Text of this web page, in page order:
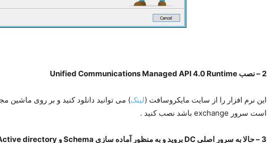
2 – نصب Unified Communications Managed API 4.0 Runtime
این نرم افزار را از سایت مایکروسافت (لینک
است سرور exchange باشد نصب کنید .
3 – حالا به سرور اصلی DC بروید و به منظور آماده سازی Schema و Active directory مراحل زیر را انجام دهید :